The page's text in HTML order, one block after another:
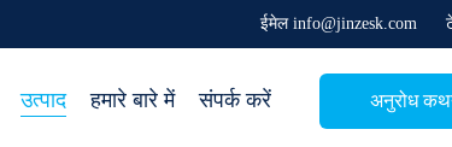
ईमेल info@jinzesk.com
उत्पाद हमारे बारे में संपर्क करें अनुरोध